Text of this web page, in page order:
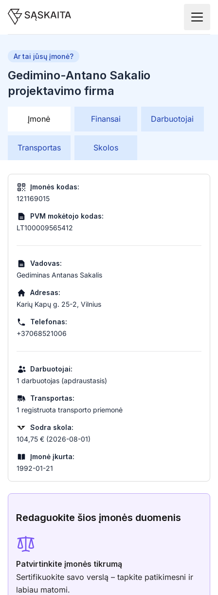
Gedimino-Antano Sakalio
projektavimo firma
Ar tai jūsų įmonė?
Įmonė Finansai Darbuotojai
Transportas Skolos
Įmonės kodas:
121169015
PVM mokėtojo kodas:
LT100009565412
Vadovas:
Gediminas Antanas Sakalis
Adresas:
Karių Kapų g. 25-2, Vilnius
Telefonas:
+37068521006
Darbuotojai:
1 darbuotojas (apdraustasis)
Transportas:
1 registruota transporto priemonė
Sodra skola:
104,75 € (2026-08-01)
Įmonė įkurta:
1992-01-21
Redaguokite šios įmonės duomenis
Patvirtinkite įmonės tikrumą
Sertifikuokite savo verslą – tapkite patikimesni ir
labiau matomi.